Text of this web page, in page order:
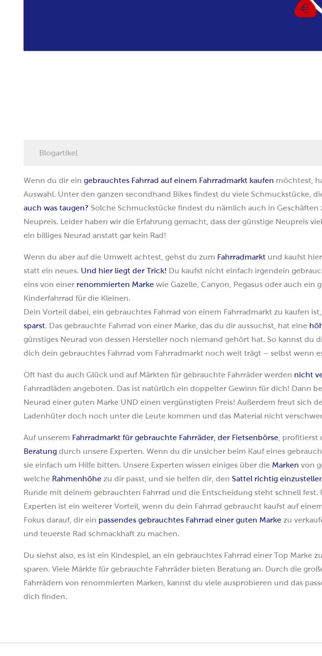
Blogartikel
Wenn du dir ein gebrauchtes Fahrrad auf einem Fahrradmarkt kaufen möchtest,
Auswahl. Unter den ganzen secondhand Bikes findest du viele Schmuckstücke,
auch was taugen? Solche Schmuckstücke findest du nämlich auch in Geschäften
Neupreis. Leider haben wir die Erfahrung gemacht, dass der günstige Neupreis
ein billiges Neurad anstatt gar kein Rad!
Wenn du aber auf die Umwelt achtest, gehst du zum Fahrradmarkt und kaufst
statt ein neues. Und hier liegt der Trick! Du kaufst nicht einfach irgendein
eins von einer renommierten Marke wie Gazelle, Canyon, Pegasus oder auch ein
Kinderfahrrad für die Kleinen.
Dein Vorteil dabei, ein gebrauchtes Fahrrad von einem Fahrradmarkt zu kaufen
sparst. Das gebrauchte Fahrrad von einer Marke, das du dir aussuchst, hat eine
günstiges Neurad von dessen Hersteller noch niemand gehört hat. So kannst du
dich dein gebrauchtes Fahrrad vom Fahrradmarkt noch weit trägt – selbst wenn
Oft hast du auch Glück und auf Märkten für gebrauchte Fahrräder werden nicht
Fahrradläden angeboten. Das ist natürlich ein doppelter Gewinn für dich! Dann
Neurad einer guten Marke UND einen vergünstigten Preis! Außerdem freut sich
Ladenhüter doch noch unter die Leute kommen und das Material nicht
Auf unserem Fahrradmarkt für gebrauchte Fahrräder, der Fietsenbörse ,
Beratung durch unsere Experten. Wenn du dir unsicher beim Kauf eines
sie einfach um Hilfe bitten. Unsere Experten wissen einiges über die Marken von
welche Rahmenhöhe zu dir passt, und sie helfen dir, den Sattel richtig
Runde mit deinem gebrauchten Fahrrad und die Entscheidung steht schnell fest.
Experten ist ein weiterer Vorteil, wenn du dein Fahrrad gebraucht kaufst auf
Fokus darauf, dir ein passendes gebrauchtes Fahrrad einer guten Marke zu
und teuerste Rad schmackhaft zu machen.
Du siehst also, es ist ein Kindespiel, an ein gebrauchtes Fahrrad einer Top Marke
sparen. Viele Märkte für gebrauchte Fahrräder bieten Beratung an. Durch die
Fahrrädern von renommierten Marken, kannst du viele ausprobieren und das
dich finden.